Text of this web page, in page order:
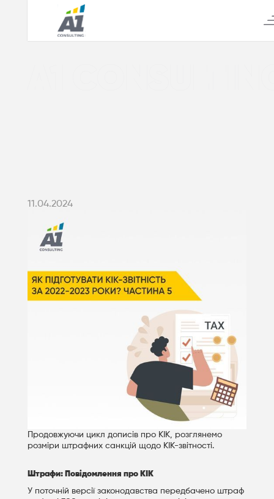
11.04.2024
Продовжуючи цикл дописів про КІК, розглянемо
розміри штрафних санкцій щодо КІК-звітності.
Штрафи: Повідомлення про КІК
У поточній версії законодавства передбачено штраф